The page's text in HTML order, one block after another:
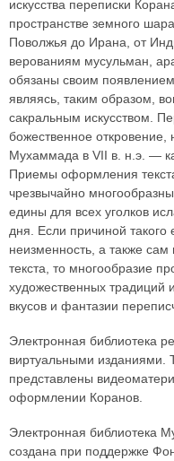
искусства переписки
пространстве земного
Поволжья до Ирана, от
верованиям мусульман,
обязаны своим
являясь, таким образом,
сакральным искусством.
божественное
Мухаммада в VII в. н.э. —
Приемы оформления
чрезвычайно
едины для всех уголков
дня. Если причиной такого
неизменность, а также
текста, то многообразие
художественных традиций
вкусов и фантазии
Электронная библиотека
виртуальными изданиями.
представлены
оформлении Коранов.
Электронная библиотека
создана при поддержке